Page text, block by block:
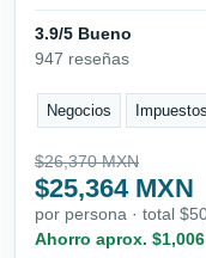
3.9/5 Bueno
947 reseñas
Negocios
$26,370 MXN
$25,364 MXN
por persona · total
Ahorro aprox. $1,006